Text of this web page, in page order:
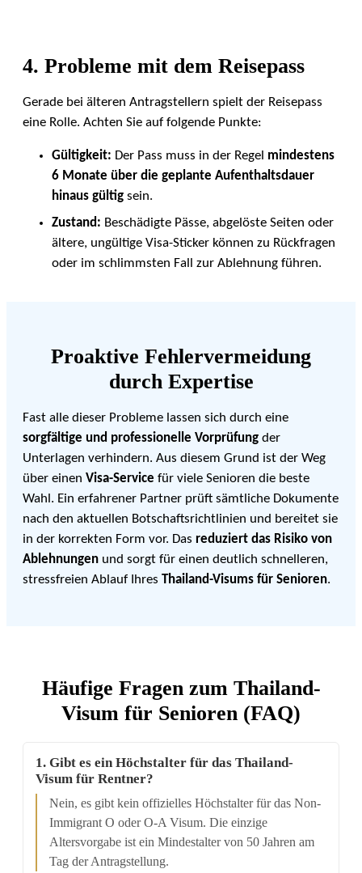
4. Probleme mit dem Reisepass
Gerade bei älteren Antragstellern spielt der Reisepass
eine Rolle. Achten Sie auf folgende Punkte:
Gültigkeit: Der Pass muss in der Regel mindestens
6 Monate über die geplante Aufenthaltsdauer
hinaus gültig sein.
Zustand: Beschädigte Pässe, abgelöste Seiten oder
ältere, ungültige Visa-Sticker können zu Rückfragen
oder im schlimmsten Fall zur Ablehnung führen.
Proaktive Fehlervermeidung
durch Expertise
Fast alle dieser Probleme lassen sich durch eine
sorgfältige und professionelle Vorprüfung der
Unterlagen verhindern. Aus diesem Grund ist der Weg
über einen Visa-Service für viele Senioren die beste
Wahl. Ein erfahrener Partner prüft sämtliche Dokumente
nach den aktuellen Botschaftsrichtlinien und bereitet sie
in der korrekten Form vor. Das reduziert das Risiko von
Ablehnungen und sorgt für einen deutlich schnelleren,
stressfreien Ablauf Ihres Thailand-Visums für Senioren.
Häufige Fragen zum Thailand-
Visum für Senioren (FAQ)
1. Gibt es ein Höchstalter für das Thailand-
Visum für Rentner?
Nein, es gibt kein offizielles Höchstalter für das Non-
Immigrant O oder O-A Visum. Die einzige
Altersvorgabe ist ein Mindestalter von 50 Jahren am
Tag der Antragstellung.